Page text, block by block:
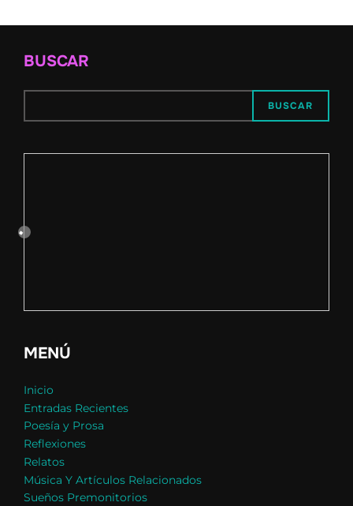
BUSCAR
BUSCAR
MENÚ
Inicio
Entradas Recientes
Poesía y Prosa
Reflexiones
Relatos
Música Y Artículos Relacionados
Sueños Premonitorios